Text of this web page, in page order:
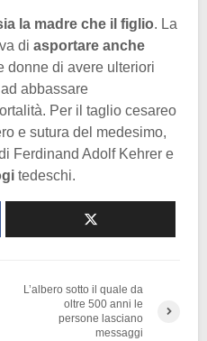
la madre che il figlio. La
di asportare anche
donne di avere ulteriori
abbassare
Per il taglio cesareo
e sutura del medesimo,
Ferdinand Adolf Kehrer e
tedeschi.
L’albero sotto il quale da
oltre 500 anni le
persone lasciano
messaggi